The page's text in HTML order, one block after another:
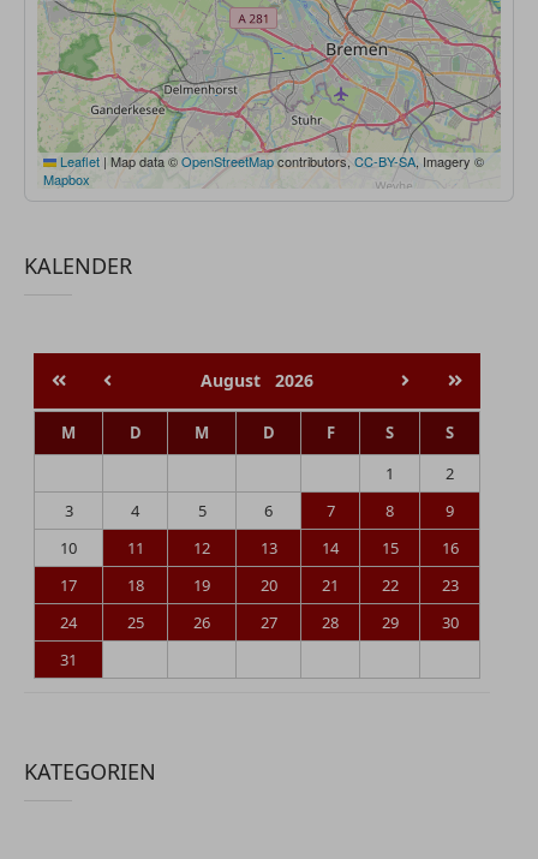
Leaflet | Map data ©OpenStreetMapcontributors, CC-BY-SA, Imagery ©
Mapbox
KALENDER
August 2026
M D M D F S
S
1
2
3
4 5 6 7 8
9
10
11 12 13 14 15
16
17
18 19 20 21 22
23
24
25 26 27 28 29
30
31
KATEGORIEN